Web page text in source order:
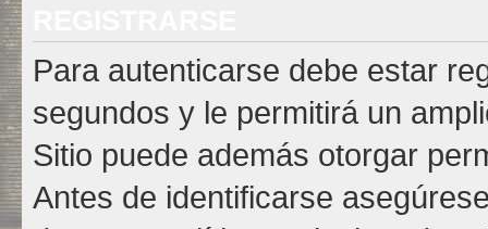
Para autenticarse debe estar
segundos y le permitirá un
Sitio puede además otorgar
Antes de identificarse